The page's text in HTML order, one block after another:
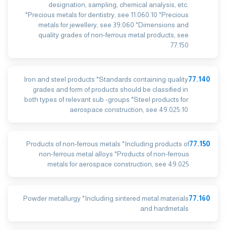
designation, sampling, chemical analysis, etc.
*Precious metals for dentistry, see 11.060.10 *Precious
metals for jewellery, see 39.060 *Dimensions and
quality grades of non-ferrous metal products, see
77.150
77.140
Iron and steel products *Standards containing quality
grades and form of products should be classified in
both types of relevant sub -groups *Steel products for
aerospace construction, see 49.025.10
77.150
Products of non-ferrous metals *Including products of
non-ferrous metal alloys *Products of non-ferrous
metals for aerospace construction, see 49.025
77.160
Powder metallurgy *Including sintered metal materials
and hardmetals